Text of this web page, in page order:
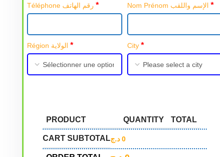
* *
* City *
PRODUCT QUANTITY TOTAL
CART SUBTOTAL 0 د.ج